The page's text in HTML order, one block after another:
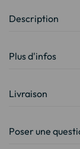
Description
Plus d'infos
Livraison
Poser une